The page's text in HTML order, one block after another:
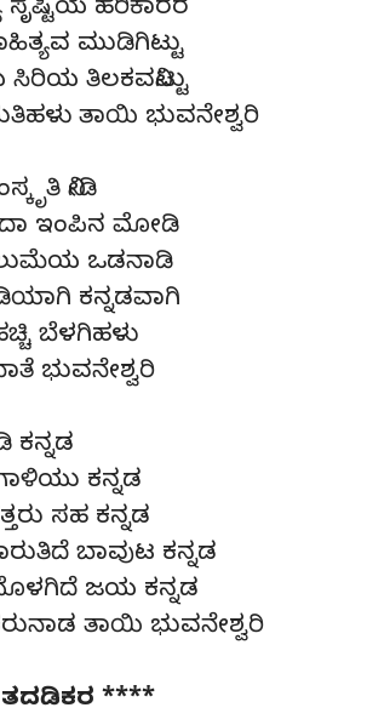
ಸೃಷ್ಟಿಯ ಹರಿಕಾರರ
ಮುಡಿಗಿಟ್ಟು
ತಿಲಕವನಿಟ್ಟು
ತಾಯಿ ಭುವನೇಶ್ವರಿ
ನೀಡಿ
ಇಂಪಿನ ಮೋಡಿ
ಒಡನಾಡಿ
ಕನ್ನಡವಾಗಿ
ಬೆಳಗಿಹಳು
ಭುವನೇಶ್ವರಿ
ಕನ್ನಡ
ಕನ್ನಡ
ಸಹ ಕನ್ನಡ
ಬಾವುಟ ಕನ್ನಡ
ಜಯ ಕನ್ನಡ
ತಾಯಿ ಭುವನೇಶ್ವರಿ
ತದಡಿಕರ ****